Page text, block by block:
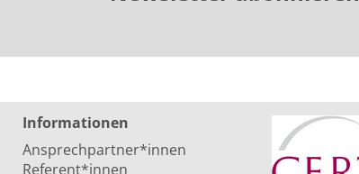
Informationen
Ansprechpartner*innen
Referent*innen